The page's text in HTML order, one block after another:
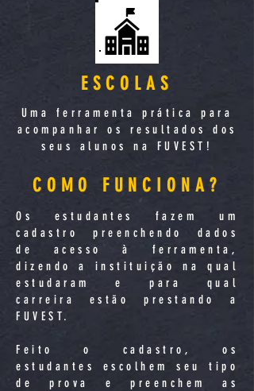
Uma ferramenta prática para
acompanhar os resultados dos
seus alunos na FUVEST!
ESCOLAS
Os estudantes fazem um
cadastro preenchendo dados
de acesso à ferramenta,
dizendo a instituição na qual
estudaram e para qual
carreira estão prestando a
FUVEST.
Feito o cadastro, os
estudantes escolhem seu tipo
de prova e preenchem as
COMO FUNCIONA?